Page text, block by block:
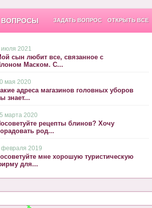
ВОПРОСЫ ОТКРЫТЬ ВСЕ
ЗАДАТЬ ВОПРОС
июля 2021
сын любит все, связанное с
Маском. С...
мая 2020
адреса магазинов головных уборов
знает...
марта 2020
рецепты блинов? Хочу
род...
февраля 2019
мне хорошую туристическую
для...